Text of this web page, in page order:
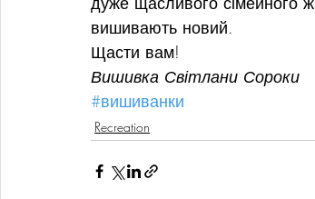
вишивають новий.
Щасти вам!
Вишивка Світлани Сороки
#вишиванки
Recreation